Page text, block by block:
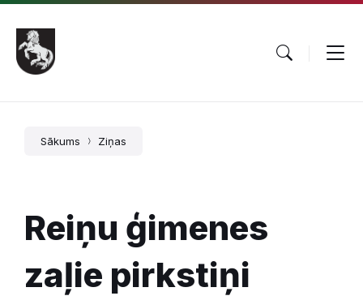
Pāriet
saturu
Skip
main
navigation
Skip
footer
Sākums Ziņas
Reiņu ģimenes
zaļie pirkstiņi